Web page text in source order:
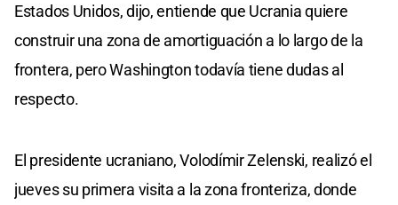
Estados Unidos, dijo, entiende que Ucrania quiere
construir una zona de amortiguación a lo largo de la
frontera, pero Washington todavía tiene dudas al
respecto.
El presidente ucraniano, Volodímir Zelenski, realizó el
jueves su primera visita a la zona fronteriza, donde